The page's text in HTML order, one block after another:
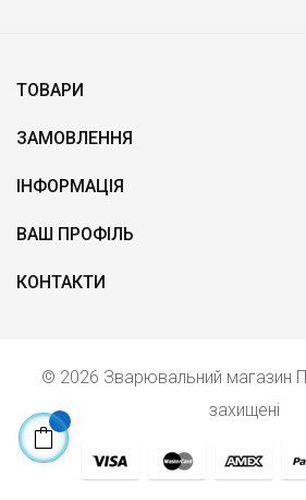
ТОВАРИ
ЗАМОВЛЕННЯ
ІНФОРМАЦІЯ
ВАШ ПРОФІЛЬ
КОНТАКТИ
© 2026 Зварювальний магазин
захищені